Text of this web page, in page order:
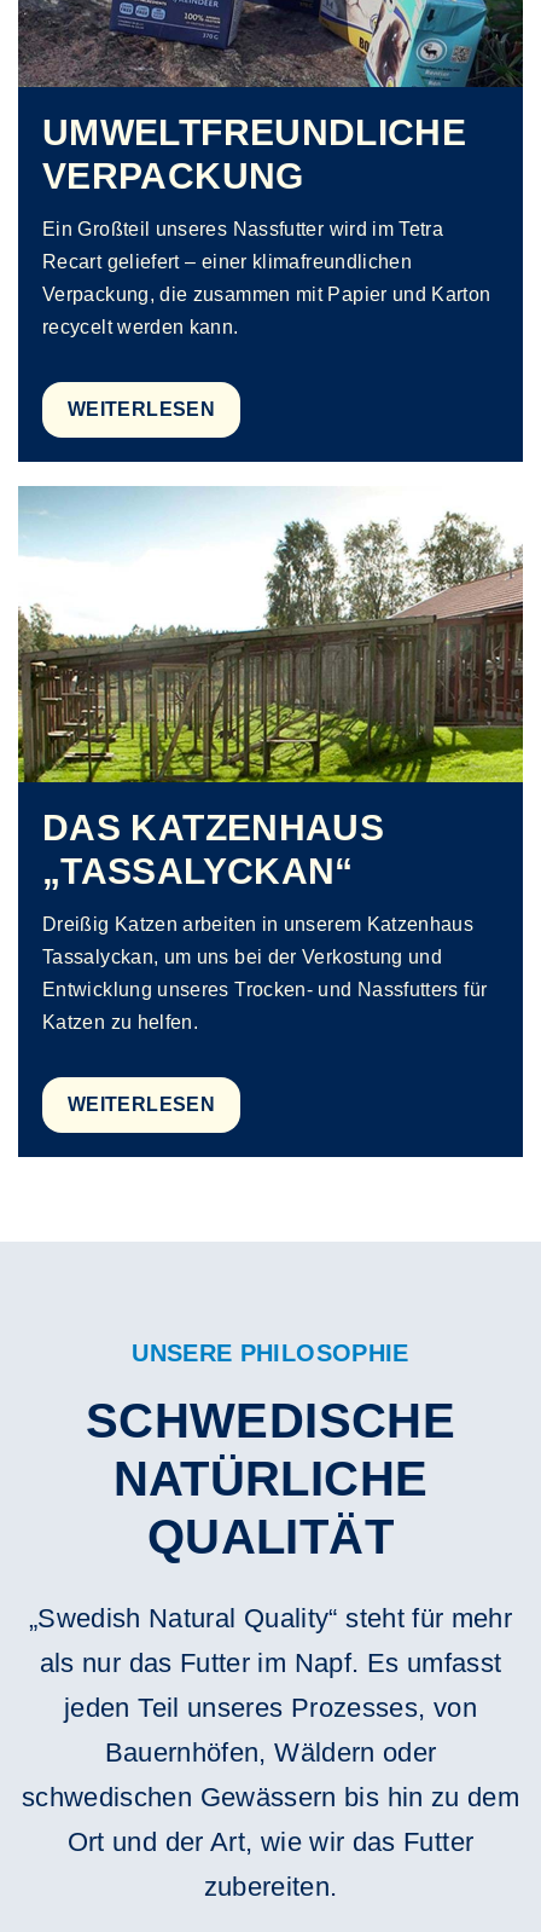
UMWELTFREUNDLICHE
VERPACKUNG
Ein Großteil unseres Nassfutter wird im Tetra
Recart geliefert – einer klimafreundlichen
Verpackung, die zusammen mit Papier und Karton
recycelt werden kann.
WEITERLESEN
DAS KATZENHAUS
„TASSALYCKAN“
Dreißig Katzen arbeiten in unserem Katzenhaus
Tassalyckan, um uns bei der Verkostung und
Entwicklung unseres Trocken- und Nassfutters für
Katzen zu helfen.
WEITERLESEN
UNSERE PHILOSOPHIE
SCHWEDISCHE
NATÜRLICHE
QUALITÄT
„Swedish Natural Quality“ steht für mehr
als nur das Futter im Napf. Es umfasst
jeden Teil unseres Prozesses, von
Bauernhöfen, Wäldern oder
schwedischen Gewässern bis hin zu dem
Ort und der Art, wie wir das Futter
zubereiten.